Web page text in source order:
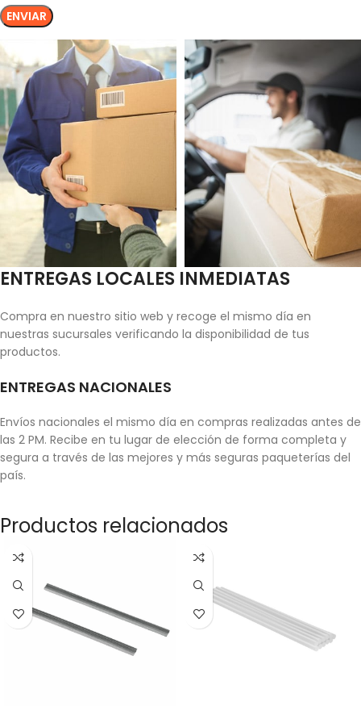
ENTREGAS LOCALES INMEDIATAS
Compra en nuestro sitio web y recoge el mismo día en
nuestras sucursales verificando la disponibilidad de tus
productos.
ENTREGAS NACIONALES
Envíos nacionales el mismo día en compras realizadas antes de
las 2 PM. Recibe en tu lugar de elección de forma completa y
segura a través de las mejores y más seguras paqueterías del
país.
Productos relacionados